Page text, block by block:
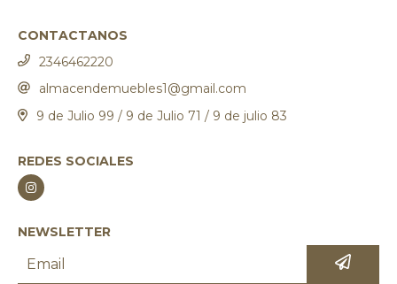
CONTACTANOS
2346462220
almacendemuebles1@gmail.com
9 de Julio 99 / 9 de Julio 71 / 9 de julio 83
REDES SOCIALES
NEWSLETTER